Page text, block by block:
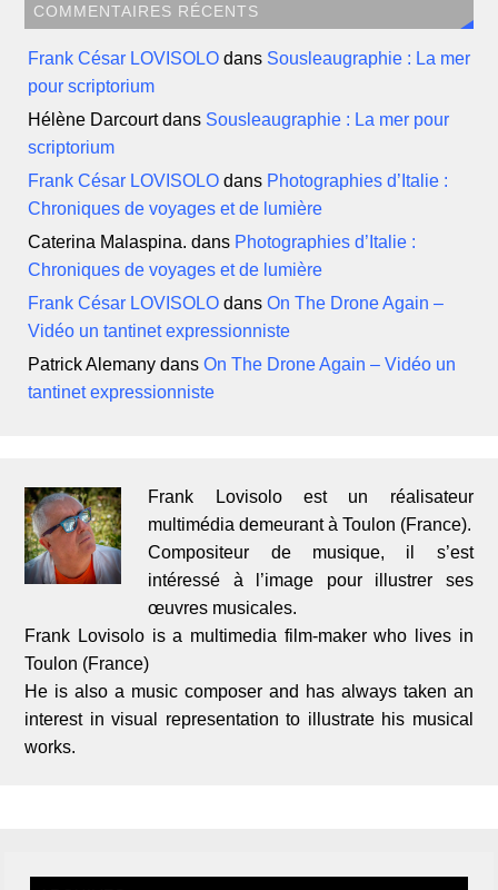
COMMENTAIRES RÉCENTS
Frank César LOVISOLO dans Sousleaugraphie : La mer
pour scriptorium
Hélène Darcourtdans Sousleaugraphie : La mer pour
scriptorium
Frank César LOVISOLO dans Photographies d’Italie :
Chroniques de voyages et de lumière
Caterina Malaspina. dans Photographies d’Italie :
Chroniques de voyages et de lumière
Frank César LOVISOLO dansOn The Drone Again –
Vidéo un tantinet expressionniste
Patrick Alemany dansOn The Drone Again – Vidéo un
tantinet expressionniste
Frank Lovisolo est un réalisateur
multimédia demeurant à Toulon (France).
Compositeur de musique, il s’est
intéressé à l’image pour illustrer ses
œuvres musicales.
Frank Lovisolo is a multimedia film-maker who lives in
Toulon (France)
He is also a music composer and has always taken an
interest in visual representation to illustrate his musical
works.